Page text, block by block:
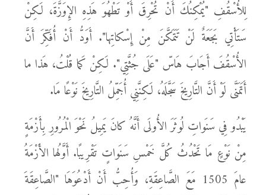
لِلأُسْقُفِ "يُمْكِنُكَ أَنْ تُحْرِقَ أَوْ تَطْهُوَ هَذِهِ الإِوَزَّةَ، لَكِنْ
سَتَأْتِي بَجَعَةٌ لَنْ تَتَمَكَّنَ مِنْ إِسْكاتِها". أَوَدُّ أَنْ أُفَكِّرَ أَنَّ
الأُسْقُفَ أَجَابَ هَاسّ "عَلَى جُثَّتِي". لَكِنْ كَما قُلْتُ، هَذا ما
أَتَمَنَّى لَوْ أَنَّ التَّارِيخَ سَجَّلَهُ، لَكِنَّنِي أُجَمِّلُ التَّارِيخَ نَوْعًا مَا.
يَبْدُو فِي سَنَواتِ لُوثَرَ الأُولَى أَنَّهُ كانَ يَمِيلُ نَحْوَ الْمُرُورِ بِأَزْمَةٍ
مِنْ نَوْعٍ مَا تَحْدُثُ كُلَّ خَمْسِ سَنَواتٍ تَقْرِيبًا. أَوَّلُها الأَزْمَةُ
عامَ 1505 مَعَ الصَّاعِقَةِ، وَأُحِبُّ أَنْ أَدْعُوَهَا "الصَّاعِقَةَ